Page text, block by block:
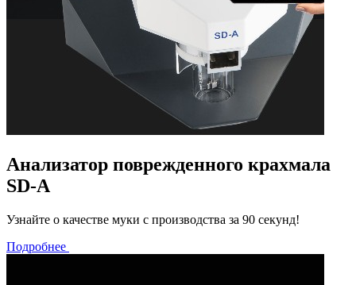
Анализатор поврежденного крахмала
SD-A
Узнайте о качестве муки с производства за 90 секунд!
Подробнее